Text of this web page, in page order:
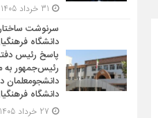
سرنوشت
دانشگاه
پاسخ رئیس
رئیس‌جمهور به
دانشجومعلمان
دانشگاه